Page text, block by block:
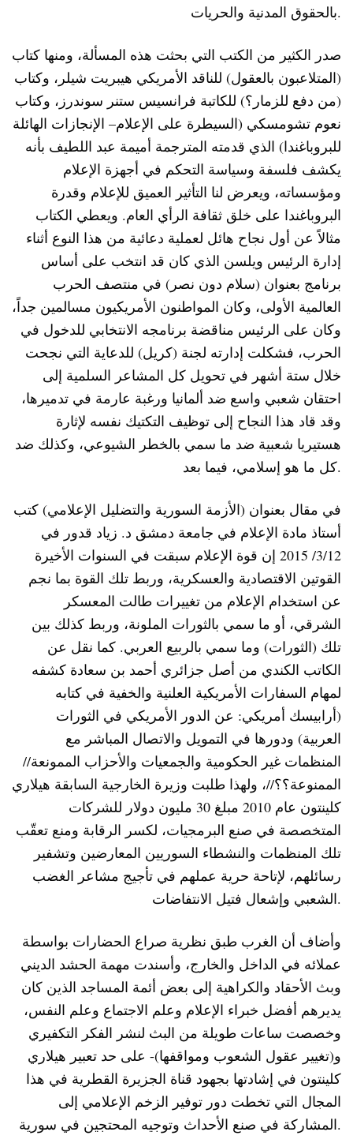
بالحقوق المدنية والحريات.
صدر الكثير من الكتب التي بحثت هذه المسألة، ومنها كتاب
(المتلاعبون بالعقول) للناقد الأمريكي هيبريت شيلر، وكتاب
(من دفع للزمار؟) للكاتبة فرانسيس ستنر سوندرز، وكتاب
نعوم تشومسكي (السيطرة على الإعلام– الإنجازات الهائلة
للبروباغندا) الذي قدمته المترجمة أميمة عبد اللطيف بأنه
يكشف فلسفة وسياسة التحكم في أجهزة الإعلام
ومؤسساته، ويعرض لنا التأثير العميق للإعلام وقدرة
البروباغندا على خلق ثقافة الرأي العام. ويعطي الكتاب
مثالاً عن أول نجاح هائل لعملية دعائية من هذا النوع أثناء
إدارة الرئيس ويلسن الذي كان قد انتخب على أساس
برنامج بعنوان (سلام دون نصر) في منتصف الحرب
العالمية الأولى، وكان المواطنون الأمريكيون مسالمين جداً،
وكان على الرئيس مناقضة برنامجه الانتخابي للدخول في
الحرب، فشكلت إدارته لجنة (كريل) للدعاية التي نجحت
خلال ستة أشهر في تحويل كل المشاعر السلمية إلى
احتقان شعبي واسع ضد ألمانيا ورغبة عارمة في تدميرها،
وقد قاد هذا النجاح إلى توظيف التكتيك نفسه لإثارة
هستيريا شعبية ضد ما سمي بالخطر الشيوعي، وكذلك ضد
كل ما هو إسلامي، فيما بعد.
في مقال بعنوان (الأزمة السورية والتضليل الإعلامي) كتب
أستاذ مادة الإعلام في جامعة دمشق د. زياد قدور في
3/12/ 2015 إن قوة الإعلام سبقت في السنوات الأخيرة
القوتين الاقتصادية والعسكرية، وربط تلك القوة بما نجم
عن استخدام الإعلام من تغييرات طالت المعسكر
الشرقي، أو ما سمي بالثورات الملونة، وربط كذلك بين
تلك (الثورات) وما سمي بالربيع العربي. كما نقل عن
الكاتب الكندي من أصل جزائري أحمد بن سعادة كشفه
لمهام السفارات الأمريكية العلنية والخفية في كتابه
(أرابيسك أمريكي: عن الدور الأمريكي في الثورات
العربية) ودورها في التمويل والاتصال المباشر مع
المنظمات غير الحكومية والجمعيات والأحزاب الممونعة//
الممنوعة؟؟//، ولهذا طلبت وزيرة الخارجية السابقة هيلاري
كلينتون عام 2010 مبلغ 30 مليون دولار للشركات
المتخصصة في صنع البرمجيات، لكسر الرقابة ومنع تعقّب
تلك المنظمات والنشطاء السوريين المعارضين وتشفير
رسائلهم، لإتاحة حرية عملهم في تأجيج مشاعر الغضب
الشعبي وإشعال فتيل الانتفاضات.
وأضاف أن الغرب طبق نظرية صراع الحضارات بواسطة
عملائه في الداخل والخارج، وأسندت مهمة الحشد الديني
وبث الأحقاد والكراهية إلى بعض أئمة المساجد الذين كان
يديرهم أفضل خبراء الإعلام وعلم الاجتماع وعلم النفس،
وخصصت ساعات طويلة من البث لنشر الفكر التكفيري
و(تغيير عقول الشعوب ومواقفها)- على حد تعبير هيلاري
كلينتون في إشادتها بجهود قناة الجزيرة القطرية في هذا
المجال التي تخطت دور توفير الزخم الإعلامي إلى
المشاركة في صنع الأحداث وتوجيه المحتجين في سورية.